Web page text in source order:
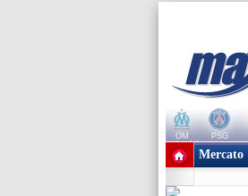
OM PSG
+ de clubs
Mercato